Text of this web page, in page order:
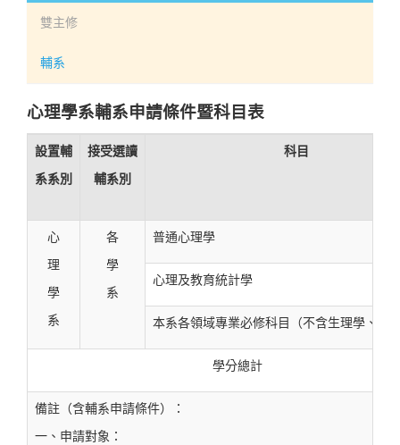
學位考試公告(111學年前)
學位考試公告(112學年起)
研究生手冊
雙主修
輔系
心理學系輔系申請條件暨科目表
設置輔
系系別
接受選讀
輔系別
科目
心
理
學
系
各
學
系
普通心理學
心理及教育統計學
本系各領域專業必修科目 （不含生理學、普
學分總計
備註（含輔系申請條件）：
一、申請對象：